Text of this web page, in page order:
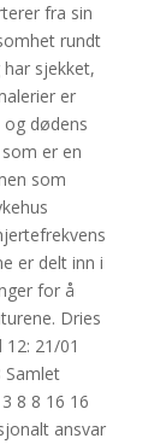
fra sin
rundt
sjekket,
er
dødens
er en
som
er delt inn i
for å
Dries
21/01
Samlet
8 8 16 16
ansvar